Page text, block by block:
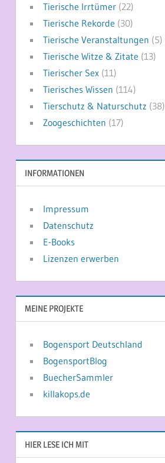
Tierische Irrtümer(22)
Tierische Rekorde (30)
Tierische Veranstaltungen (5)
Tierische Witze & Zitate (13)
Tierischer Sex(11)
Tierisches Wissen (114)
Tierschutz & Naturschutz (38)
Zoogeschichten (17)
INFORMATIONEN
Impressum
Datenschutz
E-Books
Lizenzen erwerben
MEINE PROJEKTE
Bogensport Deutschland
BogensportBlog
BuecherSammler
killakops.de
HIER LESE ICH MIT